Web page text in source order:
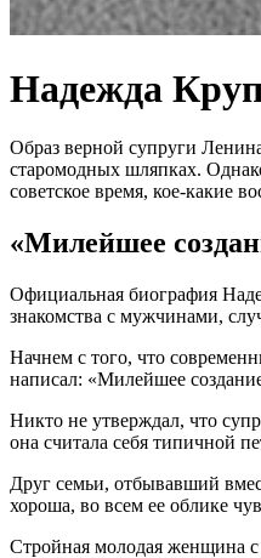
Надежда
Образ верной супруги
старомодных шляпках.
советское время, кое-какие
«Милейшее
Официальная биография
знакомства с мужчинами,
Начнем с того, что
написал: «Милейшее
Никто не утверждал, что
она считала себя типичной
Друг семьи, отбывавший
хороша, во всем ее облике
Стройная молодая женщина